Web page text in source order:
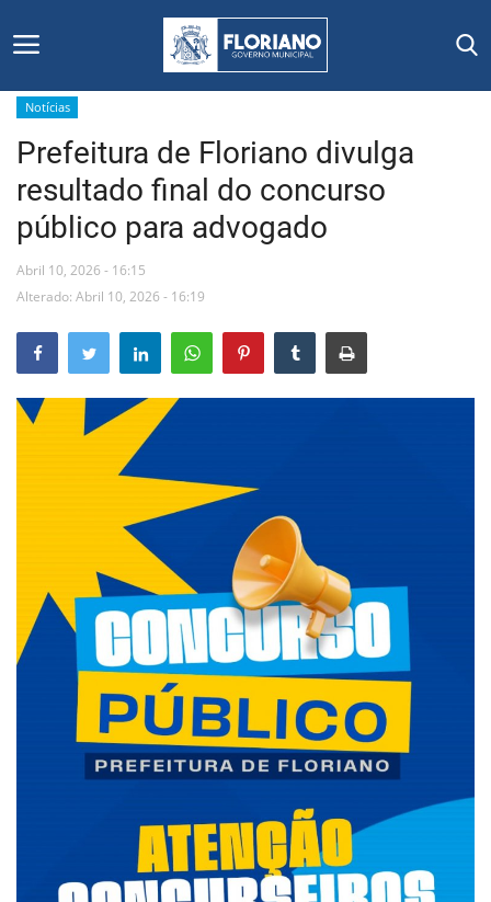
Início
Editais
Floriano
Mural de Licitações
Notícias
Contato
Notícias
Prefeitura de Floriano divulga
resultado final do concurso
público para advogado
Abril 10, 2026 - 16:15
Alterado: Abril 10, 2026 - 16:19